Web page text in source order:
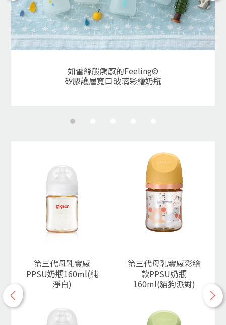
如蕾絲般觸感的Feeling©
矽膠護層寬口玻璃彩繪奶瓶
r
e
v
e
x
t
第三代母乳實感
PPSU奶瓶160ml(純
淨白)
第三代母乳實感彩繪
款PPSU奶瓶
160ml(貓狗派對)
p
n